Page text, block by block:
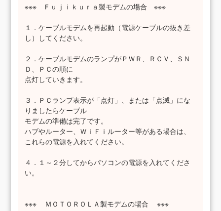
※※※ Ｆｕｊｉｋｕｒａ製モデムの場合 ※※※
１．ケーブルモデムを再起動（電源ケーブルの抜き差
し）してください。
２．ケーブルモデムのランプがＰＷＲ、ＲＣＶ、ＳＮ
Ｄ、ＰＣの順に
点灯していきます。
３．ＰＣランプ表示が「点灯」、または「点滅」にな
りましたらケーブル
モデムの準備は完了です。
ハブやルーター、ＷｉＦｉルーター等がある場合は、
これらの電源を入れてください。
４．１～２分してからパソコンの電源を入れてくださ
い。
※※※ ＭＯＴＯＲＯＬＡ製モデムの場合 ※※※